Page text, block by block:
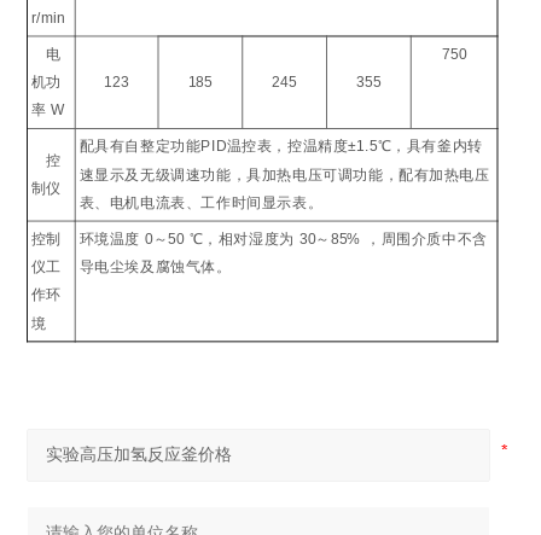
r/min
电
机功
率 W
123 185 245 355
750
控
制仪
配具有自整定功能PID温控表，控温精度±1.5℃ ，具有釜内转
速显示及无级调速功能，具加热电压可调功能，配有加热电压
表、电机电流表、工作时间显示表。
控制
仪工
作环
境
环境温度 0～50℃ ，相对湿度为 30～85% ，周围介质中不含
导电尘埃及腐蚀气体。